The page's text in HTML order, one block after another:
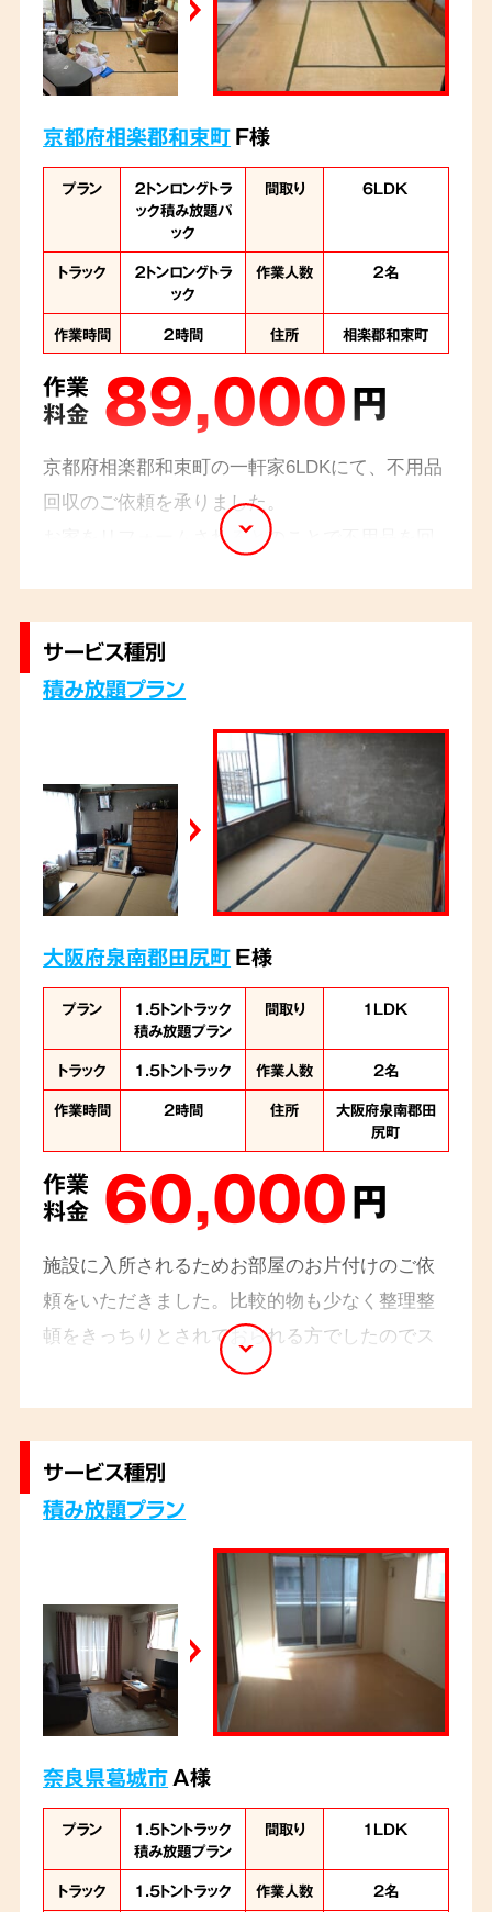
京都府相楽郡和束町F様
プラン
２トンロングトラ
ック積み放題パ
ック
間取り 6LDK
トラック
２トンロングトラ
ック
作業人数 ２名
作業時間 ２時間 住所 相楽郡和束町
作業
料金 89,000円
京都府相楽郡和束町の一軒家6LDKにて、不用品
回収のご依頼を承りました。
お家をリフォームされるとのことで不用品を回
させていただきました。お部屋数が多く不用品
も多かったですが、スムーズに作業を進めるこ
サービス種別
積み放題プラン
大阪府泉南郡田尻町E様
プラン
1.5トントラック
積み放題プラン
間取り 1LDK
トラック 1.5トントラック 作業人数
2名
作業時間
2時間 住所
大阪府泉南郡田
尻町
作業
料金 60,000円
施設に入所されるためお部屋のお片付けのご依
頼をいただきました。比較的物も少なく整理整
頓をきっちりとされておられる方でしたのでス
ムーズに作業を進めることができました。
サービス種別
積み放題プラン
奈良県葛城市A様
プラン
1.5トントラック
積み放題プラン
間取り 1LDK
トラック 1.5トントラック 作業人数 2名